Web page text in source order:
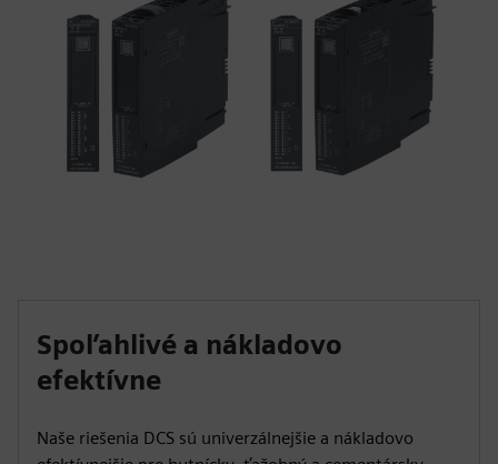
Spoľahlivé a nákladovo
efektívne
Naše riešenia DCS sú univerzálnejšie a nákladovo